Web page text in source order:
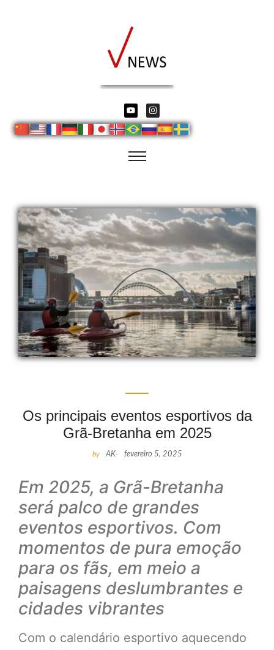
Os principais eventos esportivos da
Grã-Bretanha em 2025
by AK- fevereiro 5, 2025
Em 2025, a Grã-Bretanha
será palco de grandes
eventos esportivos. Com
momentos de pura emoção
para os fãs, em meio a
paisagens deslumbrantes e
cidades vibrantes
Com o calendário esportivo aquecendo